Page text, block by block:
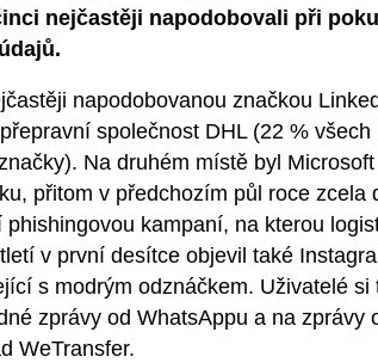
nejčastěji napodobovali při
napodobovanou značkou
společnost DHL (22 % všech
Na druhém místě byl
přitom v předchozím půl roce zcela
kampaní, na kterou
v první desítce objevil také
s modrým odznáčkem. Uživatelé si
zprávy od WhatsAppu a na zprávy
WeTransfer.